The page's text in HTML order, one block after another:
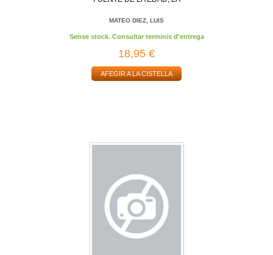
MATEO DIEZ, LUIS
Sense stock. Consultar terminis d'entrega
18,95 €
AFEGIR A LA CISTELLA